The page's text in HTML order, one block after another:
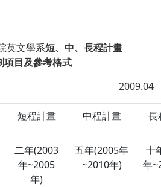
英文學系短、中、長程計畫
項目及參考格式
2009.04
短程計畫 中程計畫 長
二年(2003
年~2005
年)
五年(2005年
~2010年)
十
年